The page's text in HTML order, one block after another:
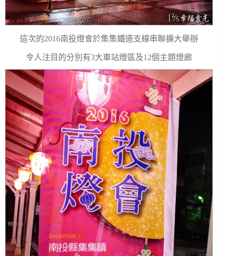
這次的2016南投燈會於集集鐵道支線串聯擴大舉辦
令人注目的分別有3大車站燈區及12個主題燈廊